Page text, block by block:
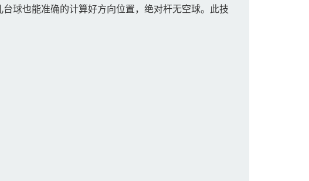
球也能准确的计算好方向位置，绝对杆无空球。此技